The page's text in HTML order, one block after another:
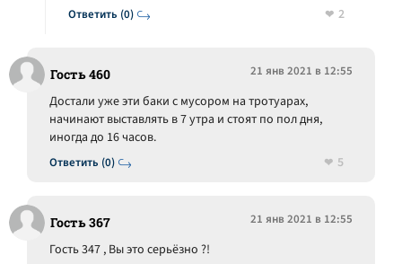
Ответить (0)
2
Гость 460 21 янв 2021 в 12:55
Ответить (0)
Достали уже эти баки с мусором на тротуарах,
начинают выставлять в 7 утра и стоят по пол дня,
иногда до 16 часов.
5
Гость 367 21 янв 2021 в 12:55
Гость 347 , Вы это серьёзно ?!